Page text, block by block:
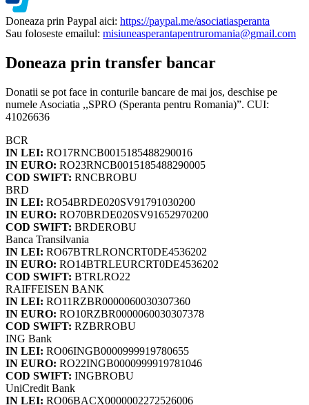
Doneaza prin Paypal aici: https://paypal.me/asociatiasperanta
Sau foloseste emailul: misiuneasperantapentruromania@gmail.com
Doneaza prin transfer bancar
Donatii se pot face in conturile bancare de mai jos, deschise pe
numele Asociatia ,,SPRO (Speranta pentru Romania)”. CUI:
41026636
BCR
IN LEI: RO17RNCB0015185488290016
IN EURO: RO23RNCB0015185488290005
COD SWIFT: RNCBROBU
BRD
IN LEI: RO54BRDE020SV91791030200
IN EURO: RO70BRDE020SV91652970200
COD SWIFT: BRDEROBU
Banca Transilvania
IN LEI: RO67BTRLRONCRT0DE4536202
IN EURO: RO14BTRLEURCRT0DE4536202
COD SWIFT: BTRLRO22
RAIFFEISEN BANK
IN LEI: RO11RZBR0000060030307360
IN EURO: RO10RZBR0000060030307378
COD SWIFT: RZBRROBU
ING Bank
IN LEI: RO06INGB0000999919780655
IN EURO: RO22INGB0000999919781046
COD SWIFT: INGBROBU
UniCredit Bank
IN LEI: RO06BACX0000002272526006